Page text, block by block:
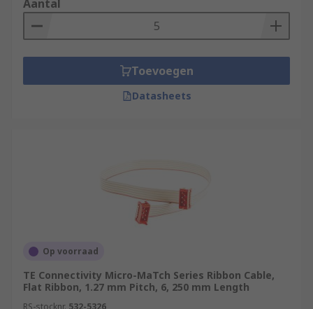
Aantal
Toevoegen
Datasheets
Op voorraad
TE Connectivity Micro-MaTch Series Ribbon Cable,
Flat Ribbon, 1.27 mm Pitch, 6, 250 mm Length
RS-stocknr. 532-5326